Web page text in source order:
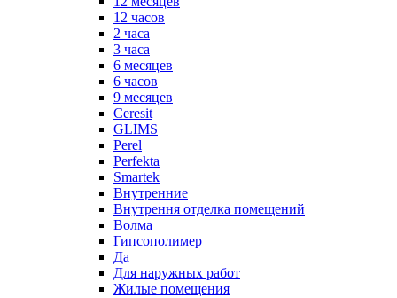
12 часов
2 часа
3 часа
6 месяцев
6 часов
9 месяцев
Ceresit
GLIMS
Perel
Perfekta
Smartek
Внутренние
Внутрення отделка помещений
Волма
Гипсополимер
Да
Для наружных работ
Жилые помещения